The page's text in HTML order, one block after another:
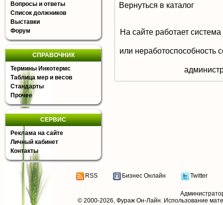
Вопросы и ответы
Список должников
Выставки
Форум
СПРАВОЧНИК
Термины Инкотермс
Таблица мер и весов
Стандарты
Прочее
СЕРВИС
Реклама на сайте
Личный кабинет
Контакты
Вернуться в каталог
На сайте работает
или неработоспособность
RSS Бизнес Онлайн Twitter
© 2000-2026, Фураж Он-Лайн. Использование